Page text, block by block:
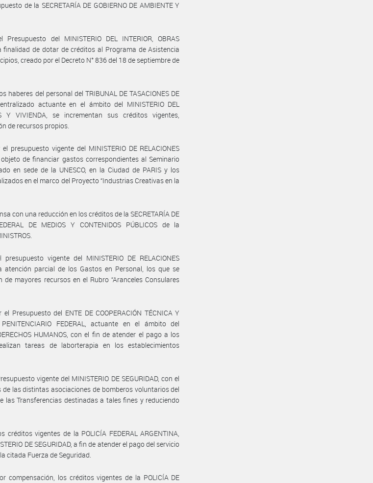
de la SECRETARÍA DE GOBIERNO DE AMBIENTE Y
del MINISTERIO DEL INTERIOR, OBRAS
finalidad de dotar de créditos al Programa de Asistencia
creado por el Decreto N° 836 del 18 de septiembre de
haberes del personal del TRIBUNAL DE TASACIONES DE
actuante en el ámbito del MINISTERIO DEL
Y VIVIENDA, se incrementan sus créditos vigentes,
de recursos propios.
presupuesto vigente del MINISTERIO DE RELACIONES
objeto de financiar gastos correspondientes al Seminario
en sede de la UNESCO, en la Ciudad de PARIS y los
en el marco del Proyecto “Industrias Creativas en la
con una reducción en los créditos de la SECRETARÍA DE
DE MEDIOS Y CONTENIDOS PÚBLICOS de la
vigente del MINISTERIO DE RELACIONES
atención parcial de los Gastos en Personal, los que se
mayores recursos en el Rubro “Aranceles Consulares
Presupuesto del ENTE DE COOPERACIÓN TÉCNICA Y
PENITENCIARIO FEDERAL, actuante en el ámbito del
HUMANOS, con el fin de atender el pago a los
tareas de laborterapia en los establecimientos
vigente del MINISTERIO DE SEGURIDAD, con el
las distintas asociaciones de bomberos voluntarios del
las Transferencias destinadas a tales fines y reduciendo
créditos vigentes de la POLICÍA FEDERAL ARGENTINA,
DE SEGURIDAD, a fin de atender el pago del servicio
citada Fuerza de Seguridad.
compensación, los créditos vigentes de la POLICÍA DE